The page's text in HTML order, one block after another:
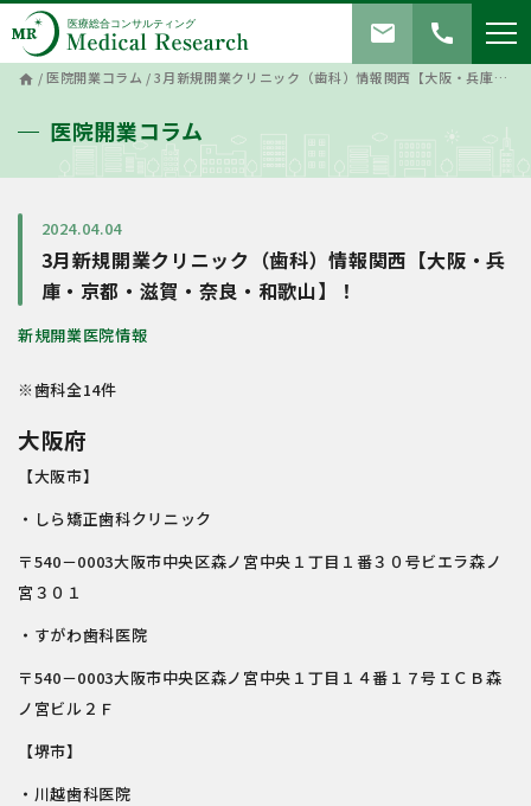
call
mail
home /医院開業コラム /3月新規開業クリニック（歯科）情報関西【大阪・兵庫・京都・滋賀・奈良・和歌山】！
医院開業コラム
2024.04.04
3月新規開業クリニック（歯科）情報関西【大阪・兵
庫・京都・滋賀・奈良・和歌山】！
新規開業医院情報
※歯科全14件
大阪府
【大阪市】
・しら矯正歯科クリニック
〒540－0003大阪市中央区森ノ宮中央１丁目１番３０号ビエラ森ノ
宮３０１
・すがわ歯科医院
〒540－0003大阪市中央区森ノ宮中央１丁目１４番１７号ＩＣＢ森
ノ宮ビル２Ｆ
【堺市】
・川越歯科医院